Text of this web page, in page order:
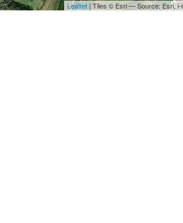
Leaflet | Tiles © Esri — Source: Esri, i-